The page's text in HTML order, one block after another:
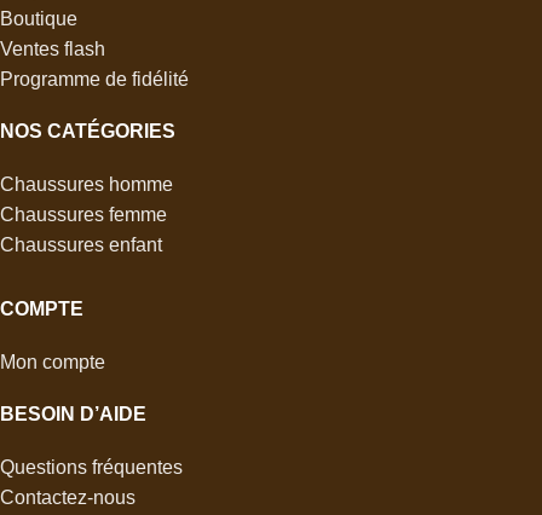
Boutique
Ventes flash
Programme de fidélité
NOS CATÉGORIES
Chaussures homme
Chaussures femme
Chaussures enfant
COMPTE
Mon compte
BESOIN D’AIDE
Questions fréquentes
Contactez-nous